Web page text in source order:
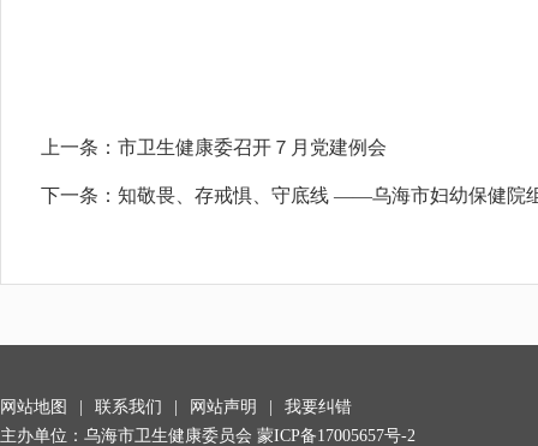
上一条： 市卫生健康委召开７月党建例会
下一条： 知敬畏、存戒惧、守底线 ——乌海市妇幼保健院
网站地图 联系我们 网站声明
我要纠错
主办单位：乌海市卫生健康委员会 蒙ICP备17005657号-2